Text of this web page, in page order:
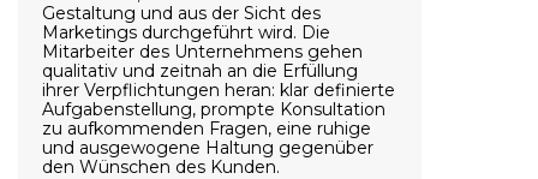
Gestaltung und aus der Sicht des
Marketings durchgeführt wird. Die
Mitarbeiter des Unternehmens gehen
qualitativ und zeitnah an die Erfüllung
ihrer Verpflichtungen heran: klar definierte
Aufgabenstellung, prompte Konsultation
zu aufkommenden Fragen, eine ruhige
und ausgewogene Haltung gegenüber
den Wünschen des Kunden.